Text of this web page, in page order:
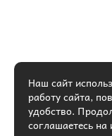
Наш сайт
работу сайта,
удобство.
соглашаетесь